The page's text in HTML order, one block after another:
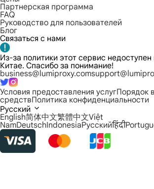
Партнерская программа
FAQ
Руководство для пользователей
Блог
Связаться с нами
Из-за политики этот сервис
Китае. Спасибо за понимание!
business@lumiproxy.com
Условия предоставления услугПорядок
средствПолитика конфиденциальности
Русский
English简体中文繁體中文Việt
NamDeutschIndonesiaРусскийहिंदी